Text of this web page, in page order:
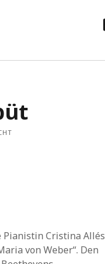
Pianistin Cristina Allés
von Weber“. Den